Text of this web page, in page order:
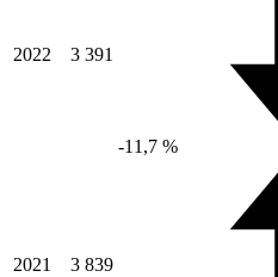
2022 3 391
-11,7 %
2021 3 839